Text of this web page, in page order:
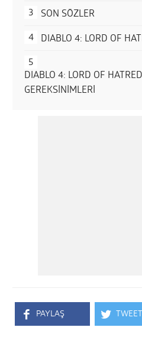
SON SÖZLER
DIABLO 4: LORD OF
DIABLO 4: LORD OF
GEREKSİNİMLERİ
PAYLAŞ